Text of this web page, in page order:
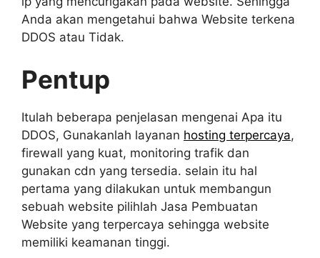
Anda akan mengetahui bahwa Website terkena
DDOS atau Tidak.
Pentup
Itulah beberapa penjelasan mengenai Apa itu
DDOS, Gunakanlah layanan hosting terpercaya,
firewall yang kuat, monitoring trafik dan
gunakan cdn yang tersedia. selain itu hal
pertama yang dilakukan untuk membangun
sebuah website pilihlah Jasa Pembuatan
Website yang terpercaya sehingga website
memiliki keamanan tinggi.